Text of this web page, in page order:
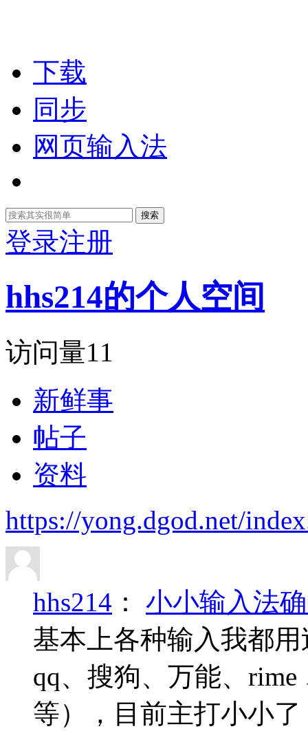
下载
同步
网页输入法
搜索
登录注册
hhs214的个人空间
访问量11
新鲜事
帖子
资料
https://yong.dgod.net/
hhs214 ： 小小输入法
基本上各种输入我都
qq、搜狗、万能、
等），目前主打小小